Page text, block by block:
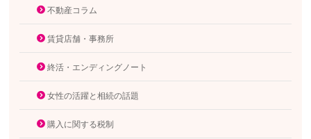
不動産コラム
賃貸店舗・事務所
終活・エンディングノート
女性の活躍と相続の話題
購入に関する税制